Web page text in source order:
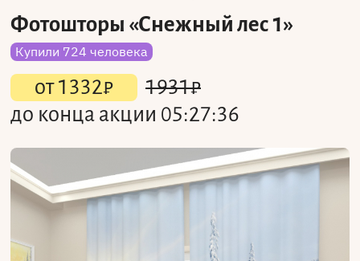
Фотошторы «Снежный лес 1»
Купили 724 человека
от1332₽ 1931₽
до конца акции 05:27:36